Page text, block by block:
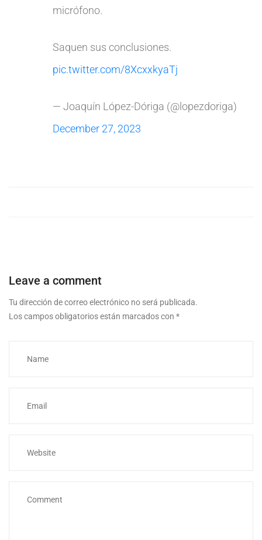
micrófono.
Saquen sus conclusiones.
pic.twitter.com/8XcxxkyaTj
— Joaquín López-Dóriga (@lopezdoriga)
December 27, 2023
Leave a comment
Tu dirección de correo electrónico no será publicada.
Los campos obligatorios están marcados con *